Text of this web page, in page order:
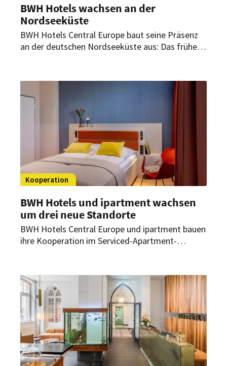
BWH Hotels wachsen an der
Nordseeküste
BWH Hotels Central Europe baut seine Präsenz
an der deutschen Nordseeküste aus: Das frühere
Ahoi – Sure Hotel Collection by Best Western
geführt werden.
Kooperation
BWH Hotels und ipartment wachsen
um drei neue Standorte
BWH Hotels Central Europe und ipartment bauen
ihre Kooperation im Serviced-Apartment-
Best Western hinzu.